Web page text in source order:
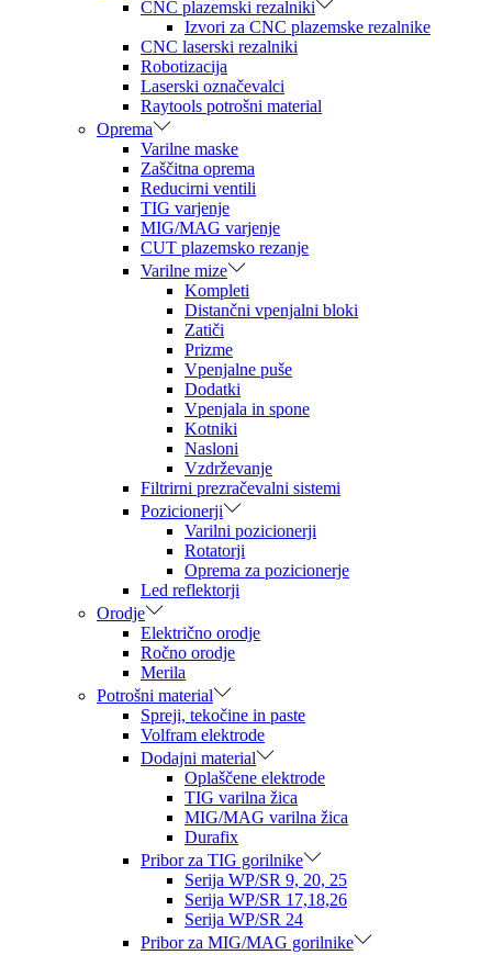
CNC plazemski rezalniki
Izvori za CNC plazemske rezalnike
CNC laserski rezalniki
Robotizacija
Laserski označevalci
Raytools potrošni material
Oprema
Varilne maske
Zaščitna oprema
Reducirni ventili
TIG varjenje
MIG/MAG varjenje
CUT plazemsko rezanje
Varilne mize
Kompleti
Distančni vpenjalni bloki
Zatiči
Prizme
Vpenjalne puše
Dodatki
Vpenjala in spone
Kotniki
Nasloni
Vzdrževanje
Filtrirni prezračevalni sistemi
Pozicionerji
Varilni pozicionerji
Rotatorji
Oprema za pozicionerje
Led reflektorji
Orodje
Električno orodje
Ročno orodje
Merila
Potrošni material
Spreji, tekočine in paste
Volfram elektrode
Dodajni material
Oplaščene elektrode
TIG varilna žica
MIG/MAG varilna žica
Durafix
Pribor za TIG gorilnike
Serija WP/SR 9, 20, 25
Serija WP/SR 17,18,26
Serija WP/SR 24
Pribor za MIG/MAG gorilnike